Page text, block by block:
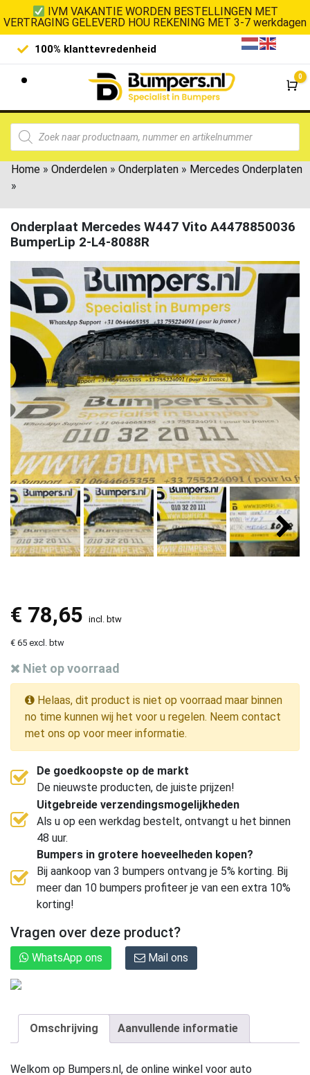
IVM VAKANTIE WORDEN BESTELLINGEN MET
VERTRAGING GELEVERD HOU REKENING MET 3-7 werkdagen
100% klanttevredenheid
0
Home » Onderdelen » Onderplaten » Mercedes Onderplaten
»
Onderplaat Mercedes W447 Vito A4478850036
BumperLip 2-L4-8088R
€ 78,65 incl. btw
€ 65 excl. btw
Niet op voorraad
Helaas, dit product is niet op voorraad maar binnen
no time kunnen wij het voor u regelen. Neem contact
met ons op voor meer informatie.
De goedkoopste op de markt
De nieuwste producten, de juiste prijzen!
Uitgebreide verzendingsmogelijkheden
Als u op een werkdag bestelt, ontvangt u het binnen
48 uur.
Bumpers in grotere hoeveelheden kopen?
Bij aankoop van 3 bumpers ontvang je 5% korting. Bij
meer dan 10 bumpers profiteer je van een extra 10%
korting!
Vragen over deze product?
WhatsApp ons Mail ons
Omschrijving Aanvullende informatie
Welkom op Bumpers.nl, de online winkel voor auto